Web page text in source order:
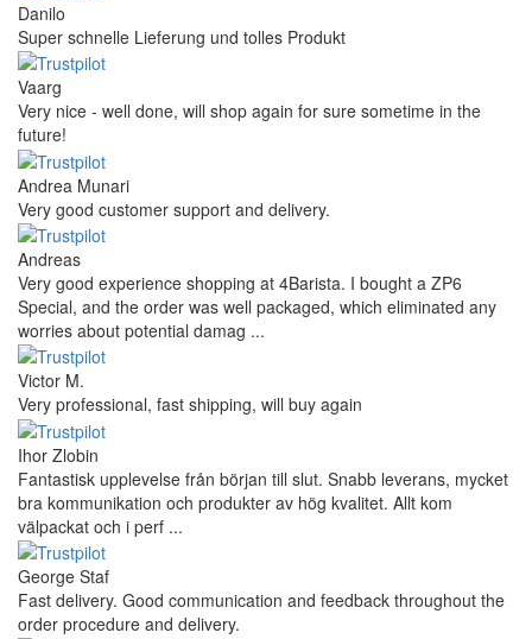
Danilo
Super schnelle Lieferung und tolles Produkt
Vaarg
Very nice - well done, will shop again for sure sometime in the
future!
Andrea Munari
Very good customer support and delivery.
Andreas
Very good experience shopping at 4Barista. I bought a ZP6
Special, and the order was well packaged, which eliminated any
worries about potential damag ...
Victor M.
Very professional, fast shipping, will buy again
Ihor Zlobin
Fantastisk upplevelse från början till slut. Snabb leverans, mycket
bra kommunikation och produkter av hög kvalitet. Allt kom
välpackat och i perf ...
George Staf
Fast delivery. Good communication and feedback throughout the
order procedure and delivery.